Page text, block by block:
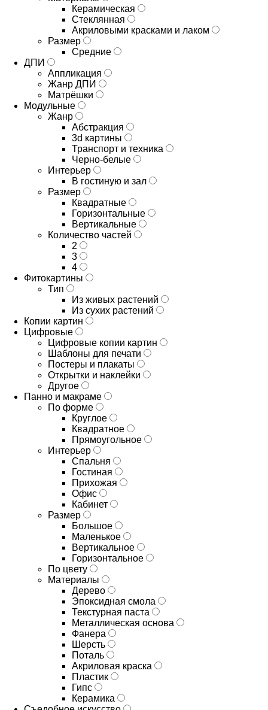
Керамическая
Стеклянная
Акриловыми красками и лаком
Размер
Средние
ДПИ
Аппликация
Жанр ДПИ
Матрёшки
Модульные
Жанр
Абстракция
3d картины
Транспорт и техника
Черно-белые
Интерьер
В гостиную и зал
Размер
Квадратные
Горизонтальные
Вертикальные
Количество частей
2
3
4
Фитокартины
Тип
Из живых растений
Из сухих растений
Копии картин
Цифровые
Цифровые копии картин
Шаблоны для печати
Постеры и плакаты
Открытки и наклейки
Другое
Панно и макраме
По форме
Круглое
Квадратное
Прямоугольное
Интерьер
Спальня
Гостиная
Прихожая
Офис
Кабинет
Размер
Большое
Маленькое
Вертикальное
Горизонтальное
По цвету
Материалы
Дерево
Эпоксидная смола
Текстурная паста
Металлическая основа
Фанера
Шерсть
Поталь
Акриловая краска
Пластик
Гипс
Керамика